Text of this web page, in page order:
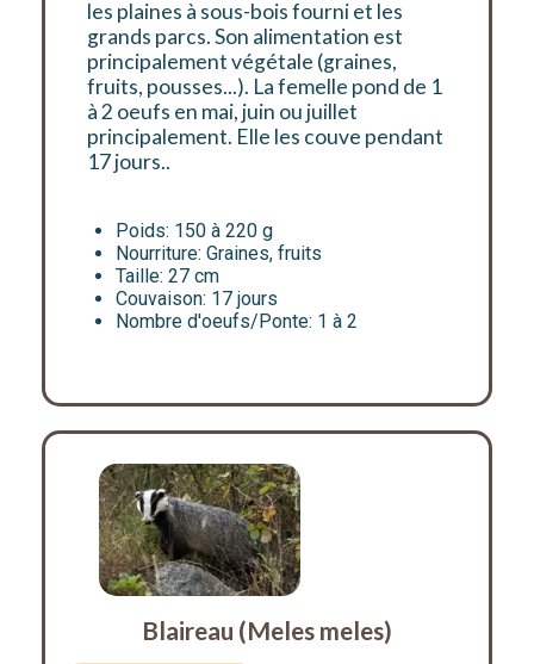
les plaines à sous-bois fourni et les
grands parcs. Son alimentation est
principalement végétale (graines,
fruits, pousses...). La femelle pond de 1
à 2 oeufs en mai, juin ou juillet
principalement. Elle les couve pendant
17 jours..
Poids: 150 à 220 g
Nourriture: Graines, fruits
Taille: 27 cm
Couvaison: 17 jours
Nombre d'oeufs/Ponte: 1 à 2
Blaireau (Meles meles)